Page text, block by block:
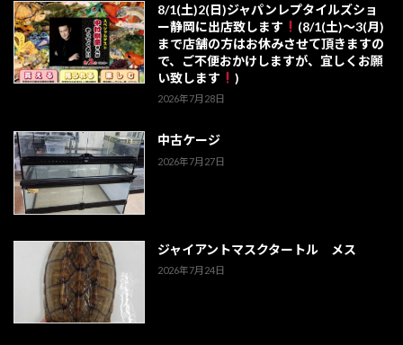
8/1(土)2(日)ジャパンレプタイルズショ
ー静岡に出店致します
(8/1(土)～3(月)
まで店舗の方はお休みさせて頂きますの
で、ご不便おかけしますが、宜しくお願
い致します
)
2026年7月28日
中古ケージ
2026年7月27日
ジャイアントマスクタートル メス
2026年7月24日